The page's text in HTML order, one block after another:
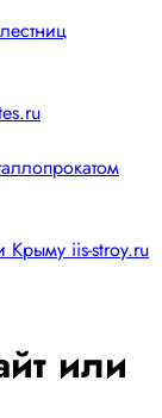
Крыму iis-stroy.ru
или